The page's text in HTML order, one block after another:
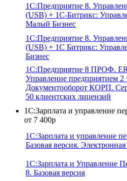
1С:Предприятие 8.
(USB) + 1С-Битрикс:
Малый Бизнес
1С:Предприятие 8.
(USB) + 1С Битрикс:
Бизнес
1С:Предприятие 8 ПРОФ.
Управление предприятием 2
Документооборот КОРП.
50 клиентских лицензий
1С:Зарплата и управление
от 7 400р
1С:Зарплата и управление
Базовая версия. Электронная
1С:Зарплата и Управление
8. Базовая версия